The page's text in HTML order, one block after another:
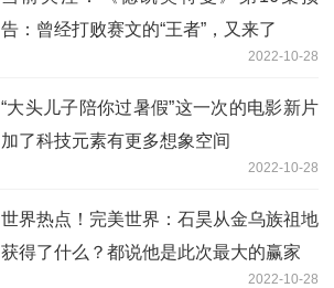
告：曾经打败赛文的“王者”，又来了
2022-10-28
“大头儿子陪你过暑假”这一次的电影新片
加了科技元素有更多想象空间
2022-10-28
世界热点！完美世界：石昊从金乌族祖地
获得了什么？都说他是此次最大的赢家
2022-10-28